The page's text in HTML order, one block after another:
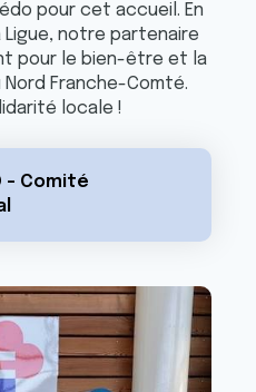
pour cet accueil. En
notre partenaire
pour le bien-être et la
Franche-Comté.
locale !
- Comité